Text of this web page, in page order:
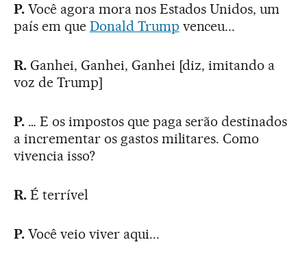
P. Você agora mora nos Estados Unidos, um
país em que Donald Trump venceu...
R.Ganhei, Ganhei, Ganhei [diz, imitando a
voz de Trump]
P.… E os impostos que paga serão destinados
a incrementar os gastos militares. Como
vivencia isso?
R.É terrível
P. Você veio viver aqui...